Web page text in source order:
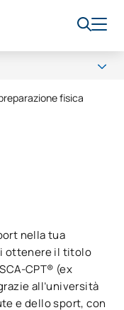
fisica
nella tua
ottenere il titolo
CPT® (ex
all’università
e dello sport, con